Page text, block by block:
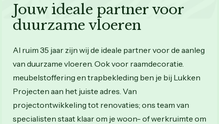
Jouw ideale partner voor
duurzame vloeren
Al ruim 35 jaar zijn wij de ideale partner voor de aanleg
van duurzame vloeren. Ook voor raamdecoratie.
meubelstoffering en trapbekleding ben je bij Lukken
Projecten aan het juiste adres. Van
projectontwikkeling tot renovaties; ons team van
specialisten staat klaar om je woon- of werkruimte om